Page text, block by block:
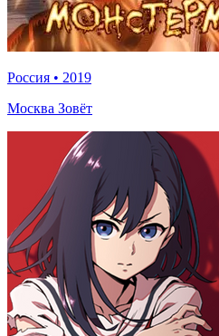
Россия • 2019
Москва Зовёт